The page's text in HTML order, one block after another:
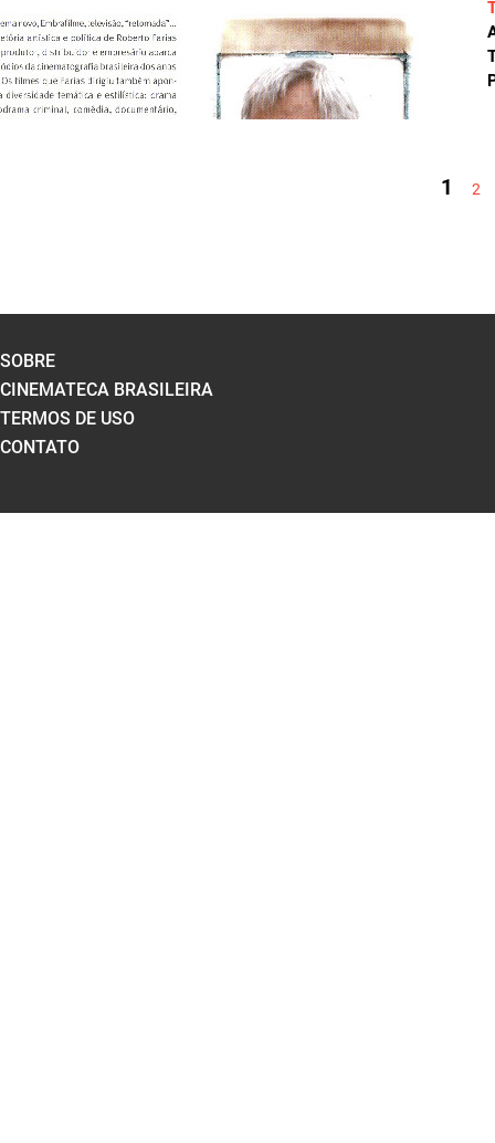
1 2
SOBRE
CINEMATECA BRASILEIRA
TERMOS DE USO
CONTATO